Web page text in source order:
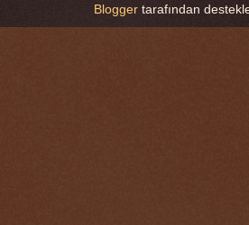
Bloggertarafından